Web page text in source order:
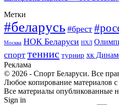
Метки
#беларусь #брест
Москва НОК Беларуси НХЛ
спорт теннис турнир хк
Реклама
© 2026 - Спорт Беларуси. Все
Любое копирование материалов с
Все материалы опубликованные
Sign in